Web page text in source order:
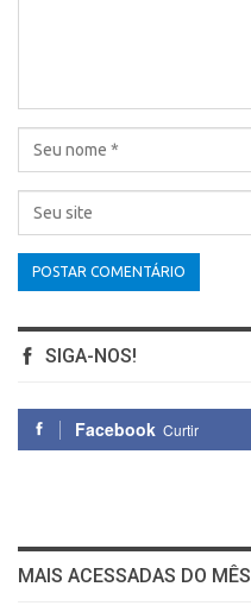
SIGA-NOS!
Facebook Curtir
MAIS ACESSADAS DO MÊS